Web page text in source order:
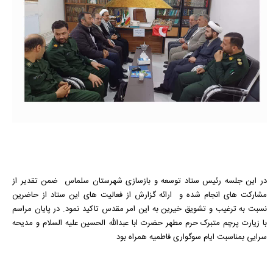
در این جلسه رئیس ستاد توسعه و بازسازی شهرستان سلماس ضمن تقدیر از
مشارکت های انجام شده و ارائه گزارش از فعالیت های این ستاد از حاضرین
نسبت به ترغیب و تشویق خیرین به این امر مقدس تاکید نمود. در پایان مراسم
با زیارت پرچم متبرک حرم مطهر حضرت ابا عبدالله الحسین علیه السلام و مدیحه
سرایی بمناسبت ایام سوگواری فاطمیه همراه بود